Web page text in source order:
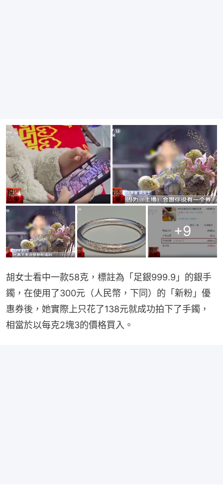
+9
胡女士看中一款58克，標註為「足銀999.9」的銀手
鐲，在使用了300元（人民幣，下同）的「新粉」優
惠券後，她實際上只花了138元就成功拍下了手鐲，
相當於以每克2塊3的價格買入。